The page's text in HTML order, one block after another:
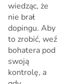
wiedząc, że
nie brał
dopingu. Aby
to zrobić, weź
bohatera pod
swoją
kontrolę, a